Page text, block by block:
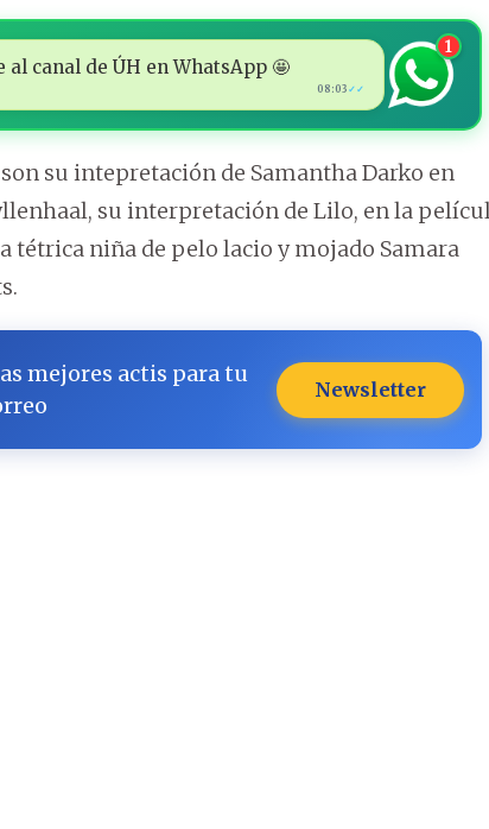
canal de ÚH en WhatsApp 🤩
08:03 ✓✓
1
su intepretación de Samantha Darko en
su interpretación de Lilo, en la
tétrica niña de pelo lacio y mojado Samara
mejores actis para tu
Newsletter